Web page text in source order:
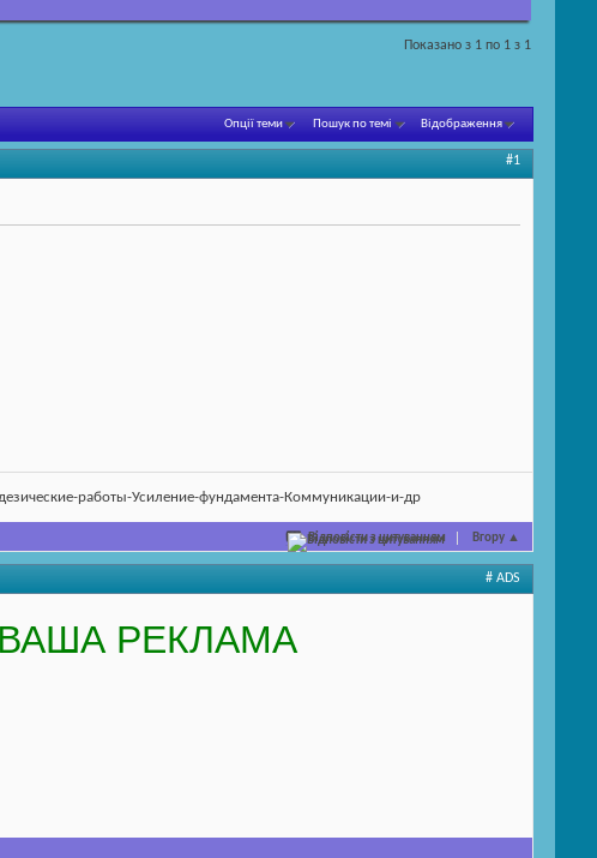
Показано з 1 по 1 з 1
Опції теми Пошук по темі Відображення
#1
работы-Усиление-фундамента-Коммуникации-и-др
Відповісти з цитуванням Вгору ▲
# ADS
РЕКЛАМА